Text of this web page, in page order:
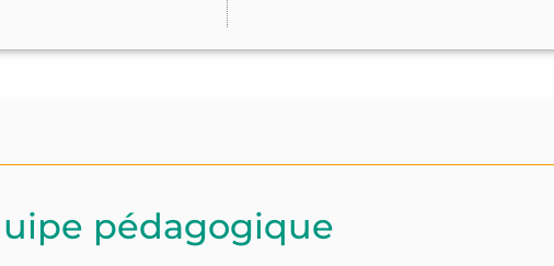
pédagogique